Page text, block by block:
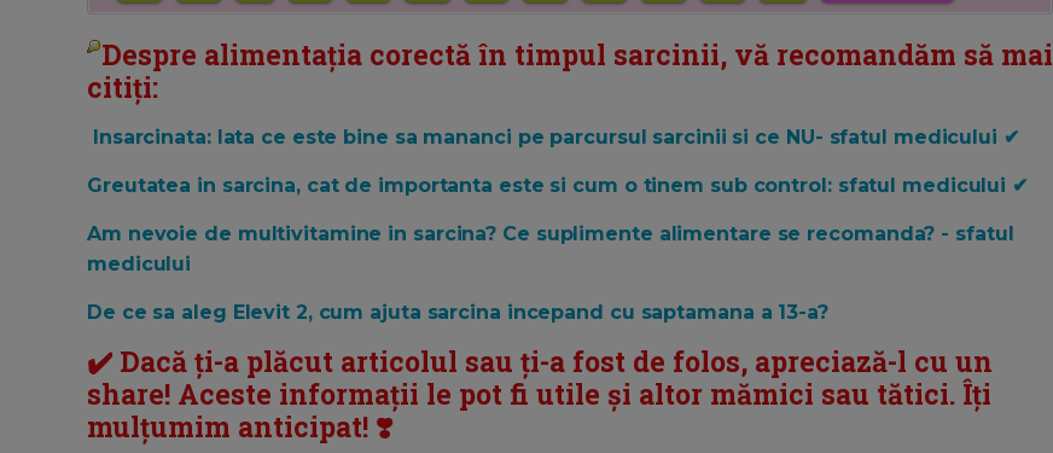
Despre alimentația corectă în timpul sarcinii, vă recomandăm să mai
citiți:
Insarcinata: Iata ce este bine sa mananci pe parcursul sarcinii si ce NU- sfatul medicului ✔
Greutatea in sarcina, cat de importanta este si cum o tinem sub control: sfatul medicului ✔
Am nevoie de multivitamine in sarcina? Ce suplimente alimentare se recomanda? - sfatul
medicului
De ce sa aleg Elevit 2, cum ajuta sarcina incepand cu saptamana a 13-a?
✔️ Dacă ți-a plăcut articolul sau ți-a fost de folos, apreciază-l cu un
share! Aceste informații le pot fi utile și altor mămici sau tătici. Îți
mulțumim anticipat! ❣️